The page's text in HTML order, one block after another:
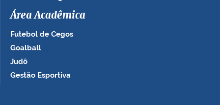
Área Acadêmica
Futebol de Cegos
Goalball
Judô
Gestão Esportiva